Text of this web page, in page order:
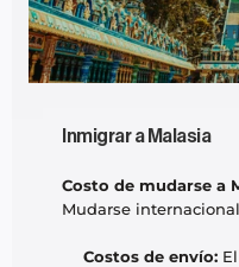
Inmigrar a Malasia
Costo de mudarse a
Mudarse
Costos de envío: